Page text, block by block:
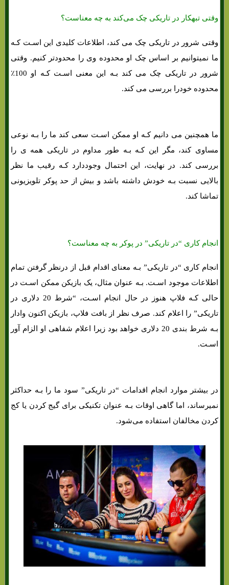
وقتی تبهکار در تاریکی چک می‌کند به چه معناست؟
وقتی شرور در تاریکی چک می کند، اطلاعات کلیدی این اسـت کـه
ما نمیتوانیم بر اساس چک او محدوده وی را محدودتر کنیم. وقتی
شرور در تاریکی چک می کند بـه این معنی اسـت کـه او 100٪
محدوده خودرا بررسی می کند.
ما همچنین می دانیم کـه او ممکن اسـت سعی کند ما را بـه نوعی
مساوی کند، مگر این کـه بـه طور مداوم در تاریکی همه ی را
بررسی کند. در نهایت، این احتمال وجوددارد کـه رقیب ما نظر
بالایی نسبت بـه خودش داشته باشد و بیش از حد پوکر تلویزیونی
تماشا کند.
انجام کاری “در تاریکی” در پوکر به چه معناست؟
انجام کاری “در تاریکی” بـه معنای اقدام قبل از درنظر گرفتن تمام
اطلاعات موجود اسـت. بـه عنوان مثال، یک بازیکن ممکن اسـت در
حالی کـه فلاپ هنوز در حال انجام اسـت، “شرط 20 دلاری در
تاریکی” را اعلام کند. صرف نظر از بافت فلاپ، بازیکن اکنون وادار
بـه شرط بندی 20 دلاری خواهد بود زیرا اعلام شفاهی او الزام آور
اسـت.
در بیشتر موارد انجام اقدامات “در تاریکی” سود ما را بـه حداکثر
نمیرساند، اما گاهی اوقات بـه عنوان تکنیکی برای گیج کردن یا کج
کردن مخالفان استفاده می‌شود.